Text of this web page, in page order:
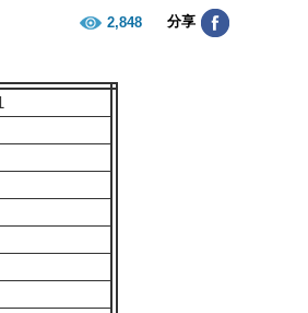
2,848 分享